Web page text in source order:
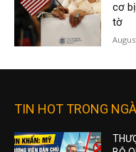
cơ
tờ
TIN HOT TRONG